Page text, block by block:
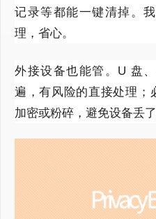
记录等都能一键清掉。
理，省心。
外接设备也能管。 U 盘
遍，有风险的直接处理；
加密或粉碎，避免设备丢